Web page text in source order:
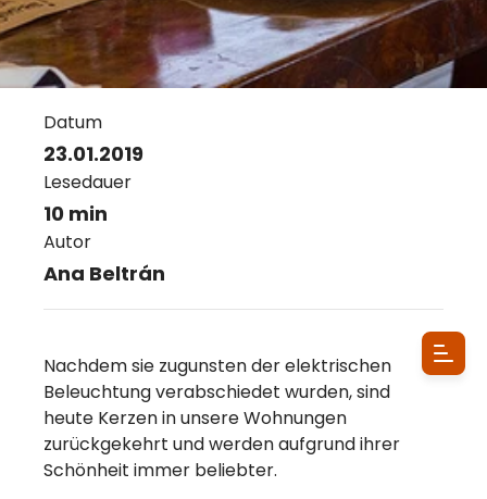
Datum
23.01.2019
Lesedauer
10 min
Autor
Ana Beltrán
Nachdem sie zugunsten der elektrischen
Beleuchtung verabschiedet wurden, sind
heute Kerzen in unsere Wohnungen
zurückgekehrt und werden aufgrund ihrer
Schönheit immer beliebter.